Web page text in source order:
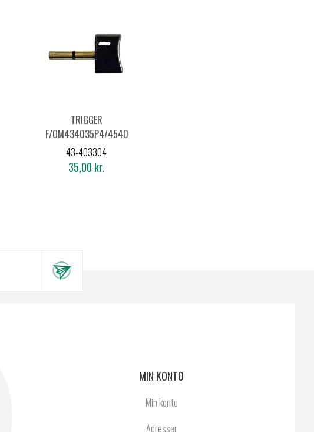
TRIGGER
F/OM434035P4/454035P2
43-403304
35,00 kr.
MIN KONTO
Min konto
Adresser